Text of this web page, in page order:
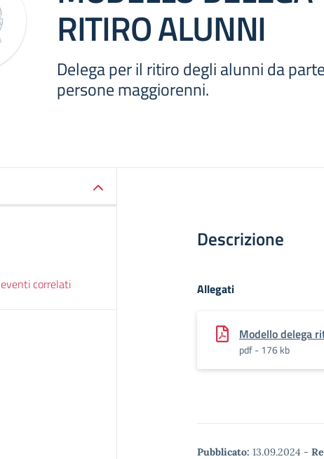
RITIRO ALUNNI
Delega per il ritiro degli alunni da
persone maggiorenni.
correlati
Descrizione
Allegati
Modello delega
pdf - 176 kb
Pubblicato: 13.09.2024 -